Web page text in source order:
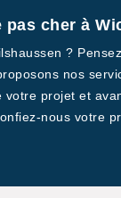
cher à
?
nos
projet et
nous votre